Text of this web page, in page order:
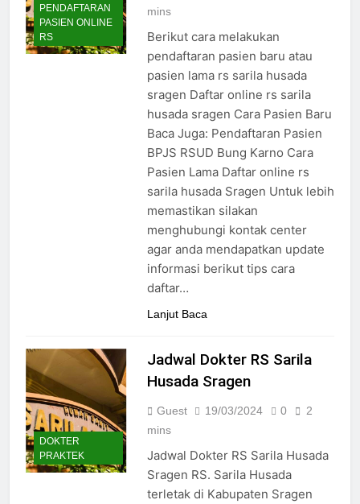
PENDAFTARAN
PASIEN ONLINE
RS
mins
Berikut cara melakukan
pendaftaran pasien baru atau
pasien lama rs sarila husada
sragen Daftar online rs sarila
husada sragen Cara Pasien Baru
Baca Juga: Pendaftaran Pasien
BPJS RSUD Bung Karno Cara
Pasien Lama Daftar online rs
sarila husada Sragen Untuk lebih
memastikan silakan
menghubungi kontak center
agar anda mendapatkan update
informasi berikut tips cara
daftar…
Lanjut Baca
DOKTER
PRAKTEK
Jadwal Dokter RS Sarila
Husada Sragen
Guest 19/03/2024 0
2
mins
Jadwal Dokter RS ​​Sarila Husada
Sragen RS. Sarila Husada
terletak di Kabupaten Sragen